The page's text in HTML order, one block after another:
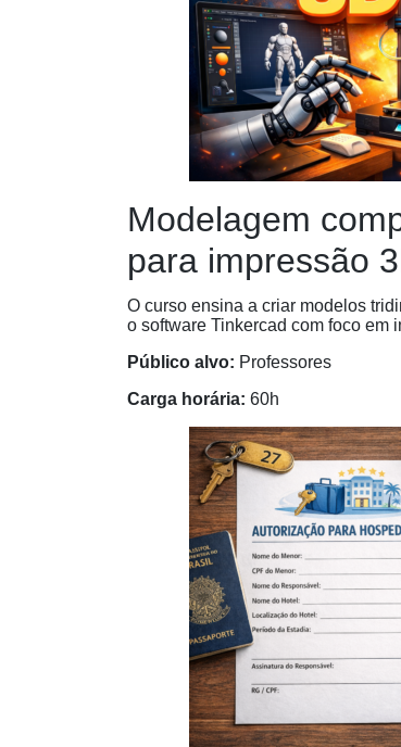
Modelagem
para impressão
O curso ensina a criar modelos
o software Tinkercad com foco em
Público alvo: Professores
Carga horária: 60h